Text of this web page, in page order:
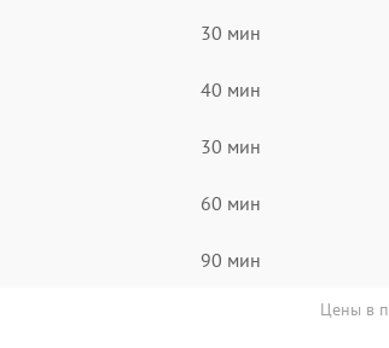
30 мин
40 мин
30 мин
60 мин
90 мин
Цены в